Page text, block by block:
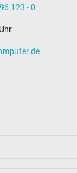
(m) (ca.)
123 - 0